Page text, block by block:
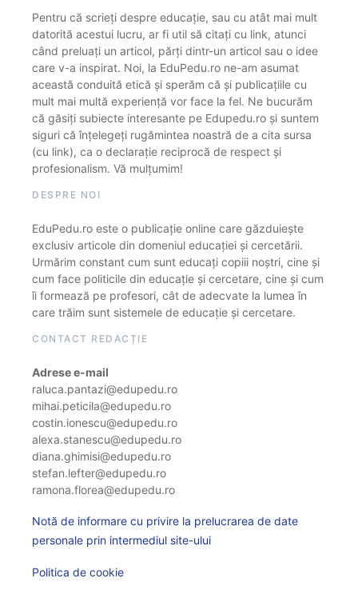
Pentru că scrieți despre educație, sau cu atât mai mult
datorită acestui lucru, ar fi util să citați cu link, atunci
când preluați un articol, părți dintr-un articol sau o idee
care v-a inspirat. Noi, la EduPedu.ro ne-am asumat
această conduită etică și sperăm că și publicațiile cu
mult mai multă experiență vor face la fel. Ne bucurăm
că găsiți subiecte interesante pe Edupedu.ro și suntem
siguri că înțelegeți rugămintea noastră de a cita sursa
(cu link), ca o declarație reciprocă de respect și
profesionalism. Vă mulțumim!
DESPRE NOI
EduPedu.ro este o publicație online care găzduiește
exclusiv articole din domeniul educației și cercetării.
Urmărim constant cum sunt educați copiii noștri, cine și
cum face politicile din educație și cercetare, cine și cum
îi formează pe profesori, cât de adecvate la lumea în
care trăim sunt sistemele de educație și cercetare.
CONTACT REDACȚIE
Adrese e-mail
raluca.pantazi@edupedu.ro
mihai.peticila@edupedu.ro
costin.ionescu@edupedu.ro
alexa.stanescu@edupedu.ro
diana.ghimisi@edupedu.ro
stefan.lefter@edupedu.ro
ramona.florea@edupedu.ro
Notă de informare cu privire la prelucrarea de date
personale prin intermediul site-ului
Politica de cookie